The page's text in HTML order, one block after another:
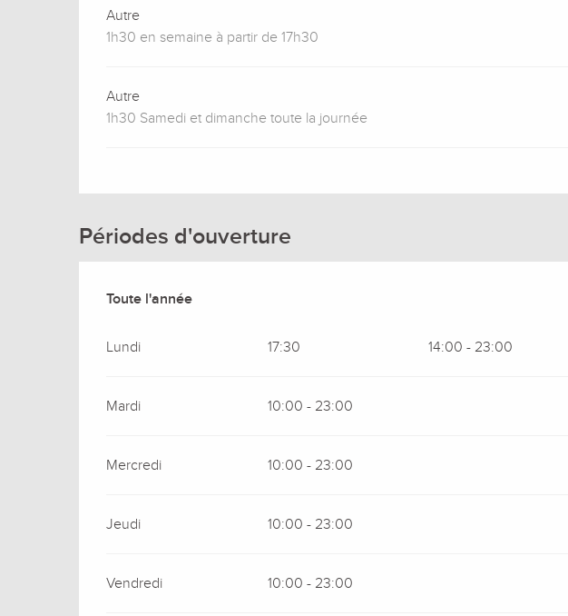
Autre
1h30 en semaine à partir de 17h30
Autre
1h30 Samedi et dimanche toute la journée
Périodes d'ouverture
Toute l'année
Toute l'année
Lundi 17:30 14:00 - 23:00
Mardi 10:00 - 23:00
Mercredi 10:00 - 23:00
Jeudi 10:00 - 23:00
Vendredi 10:00 - 23:00